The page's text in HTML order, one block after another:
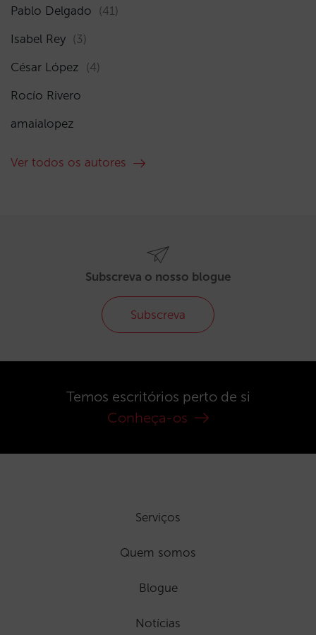
Pablo Delgado (41)
Isabel Rey (3)
César López (4)
Rocío Rivero
amaialopez
Ver todos os autores
Subscreva o nosso blogue
Subscreva
Temos escritórios perto de si
Conheça-os
Serviços
Quem somos
Blogue
Notícias